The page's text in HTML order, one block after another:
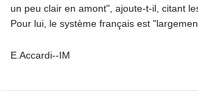
un peu clair en amont", ajoute-t-il, citant
Pour lui, le système français est
E.Accardi--IM